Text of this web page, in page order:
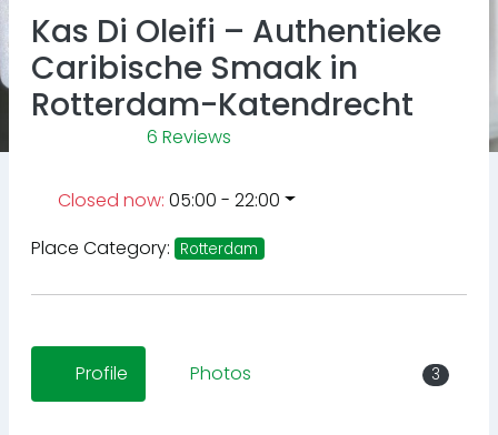
Previous
Kas Di Oleifi – Authentieke
Caribische Smaak in
Rotterdam-Katendrecht
6 Reviews
Closed now: 05:00 - 22:00
Place Category: Rotterdam
Profile Photos 3